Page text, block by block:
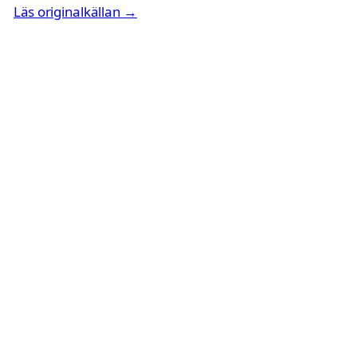
Läs originalkällan →